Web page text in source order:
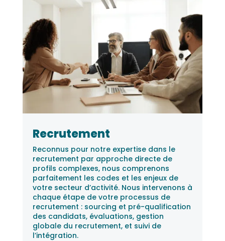
Recrutement
Reconnus pour notre expertise dans le
recrutement par approche directe de
profils complexes, nous comprenons
parfaitement les codes et les enjeux de
votre secteur d’activité. Nous intervenons à
chaque étape de votre processus de
recrutement : sourcing et pré-qualification
des candidats, évaluations, gestion
globale du recrutement, et suivi de
l’intégration.